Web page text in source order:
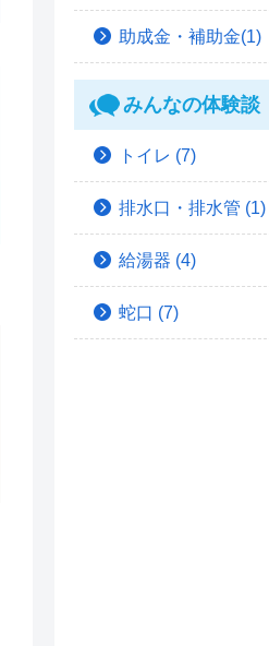
助成金・補助金(1)
みんなの体験談
トイレ (7)
排水口・排水管 (1)
給湯器 (4)
蛇口 (7)